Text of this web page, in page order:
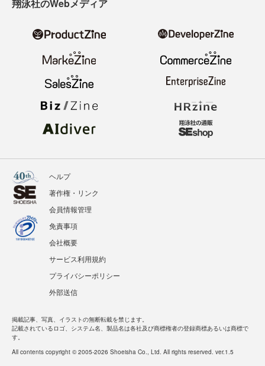
翔泳社のWebメディア
ヘルプ
著作権・リンク
会員情報管理
免責事項
会社概要
サービス利用規約
プライバシーポリシー
外部送信
掲載記事、写真、イラストの無断転載を禁じます。
記載されているロゴ、システム名、製品名は各社及び商標権者の登録商標あるいは商標で
す。
All contents copyright © 2005-2026 Shoeisha Co., Ltd. All rights reserved. ver.1.5